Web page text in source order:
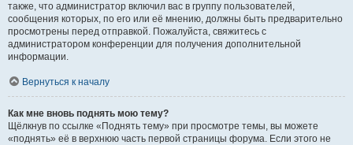
также, что администратор включил вас в группу пользователей,
сообщения которых, по его или её мнению, должны быть предварительно
просмотрены перед отправкой. Пожалуйста, свяжитесь с
администратором конференции для получения дополнительной
информации.
Вернуться к началу
Как мне вновь поднять мою тему?
Щёлкнув по ссылке «Поднять тему» при просмотре темы, вы можете
«поднять» её в верхнюю часть первой страницы форума. Если этого не